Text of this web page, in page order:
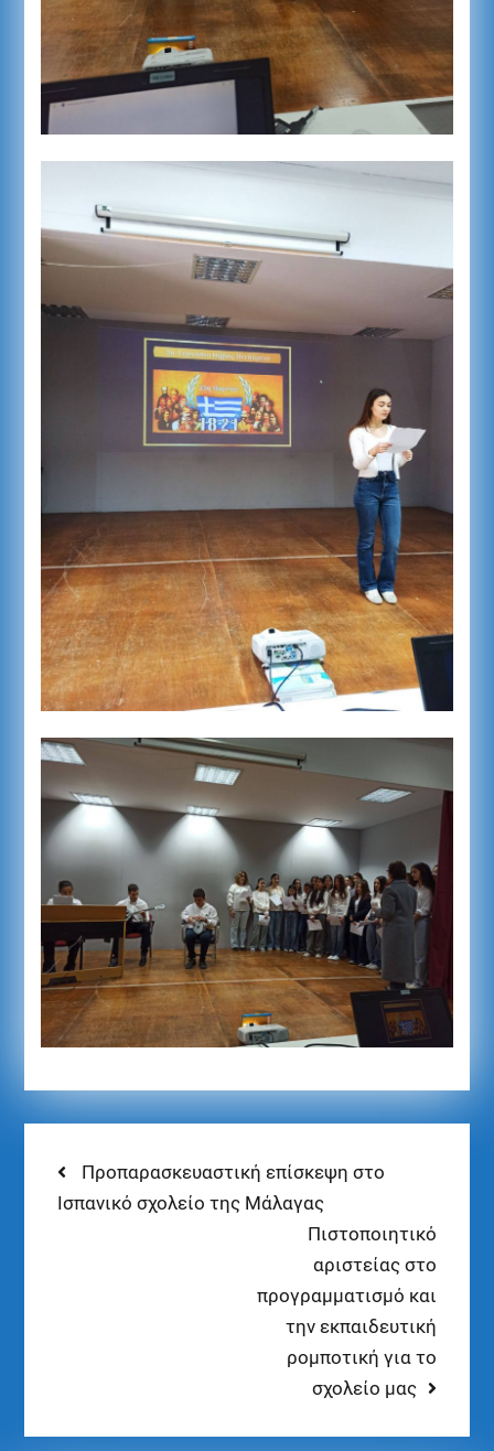
Προπαρασκευαστική επίσκεψη στο
Ισπανικό σχολείο της Μάλαγας
Πιστοποιητικό
αριστείας στο
προγραμματισμό και
την εκπαιδευτική
ρομποτική για το
σχολείο μας